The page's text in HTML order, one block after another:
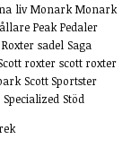
liv Monark Monark
Peak Pedaler
Roxter sadel Saga
roxter scott roxter
Scott Sportster
Specialized Stöd